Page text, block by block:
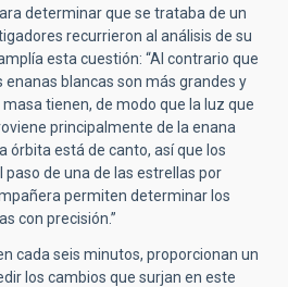
determinar que se trataba de un
recurrieron al análisis de su
esta cuestión: “Al contrario que
enanas blancas son más grandes y
tienen, de modo que la luz que
principalmente de la enana
órbita está de canto, así que los
de una de las estrellas por
permiten determinar los
con precisión.”
cada seis minutos, proporcionan un
los cambios que surjan en este